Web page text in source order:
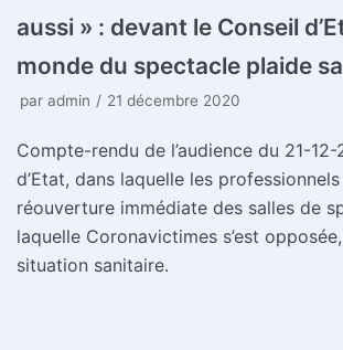
aussi » : devant le Conseil
monde du spectacle plaide
par admin 21 décembre 2020
Compte-rendu de l’audience du 21-
d’Etat, dans laquelle les
réouverture immédiate des salles de
laquelle Coronavictimes s’est
situation sanitaire.